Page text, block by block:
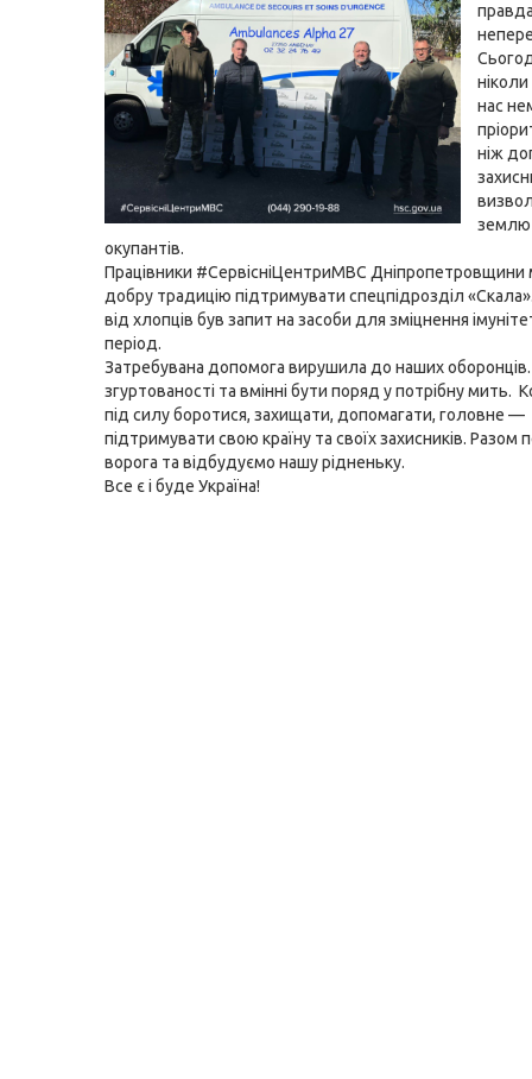
нас
ніж
землю
окупантів.
Працівники #СервісніЦентриМВС Дніпропетровщини
добру традицію підтримувати спецпідрозділ
від хлопців був запит на засоби для зміцнення
період.
Затребувана допомога вирушила до наших
згуртованості та вмінні бути поряд у потрібну мить.
під силу боротися, захищати, допомагати, головне —
підтримувати свою країну та своїх захисників.
ворога та відбудуємо нашу рідненьку.
Все є і буде Україна!